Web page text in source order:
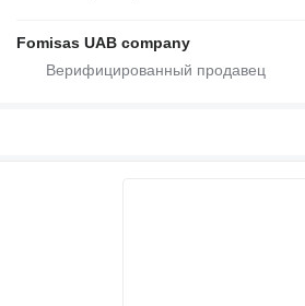
Fomisas UAB company